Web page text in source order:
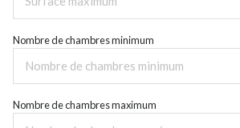
Nombre de chambres minimum
Nombre de chambres maximum